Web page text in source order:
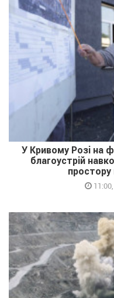
У Кривому Розі на
благоустрій
простору
11:00,